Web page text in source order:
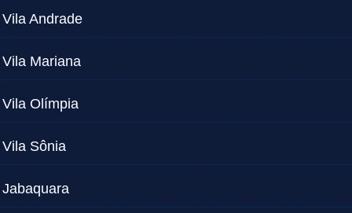
Vila Andrade
Vila Mariana
Vila Olímpia
Vila Sônia
Jabaquara